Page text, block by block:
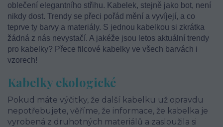
oblečení elegantního střihu. Kabelek, stejně jako bot, není
nikdy dost. Trendy se přeci pořád mění a vyvíjejí, a co
teprve ty barvy a materiály. S jednou kabelkou si zkrátka
žádná z nás nevystačí. A jakéže jsou letos aktuální trendy
pro kabelky? Přece filcové kabelky ve všech barvách i
vzorech!
Kabelky ekologické
Pokud máte výčitky, že další kabelku už opravdu
nepotřebujete, věříme, že informace, že kabelka je
vyrobená z druhotných materiálů a zasloužila si